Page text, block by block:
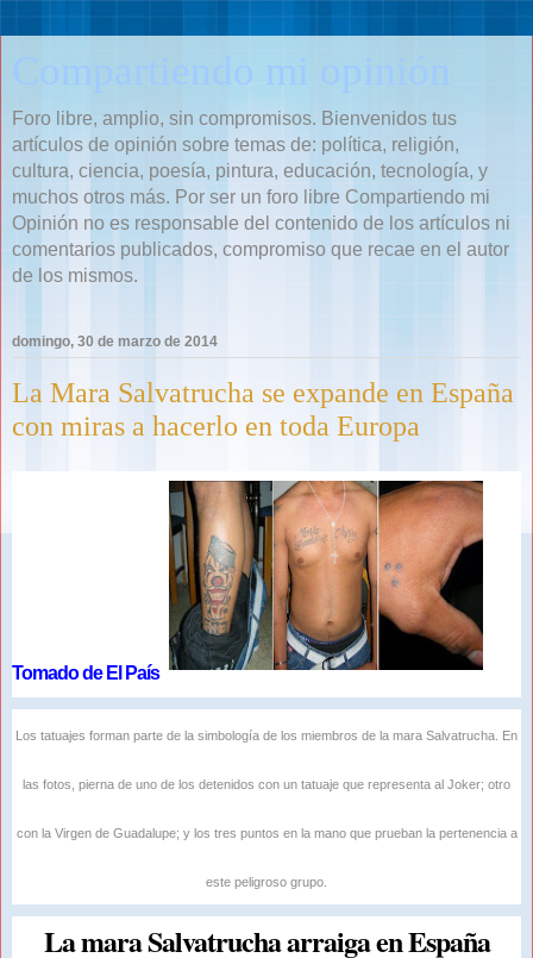
Compartiendo mi opinión
Foro libre, amplio, sin compromisos. Bienvenidos tus
artículos de opinión sobre temas de: política, religión,
cultura, ciencia, poesía, pintura, educación, tecnología, y
muchos otros más. Por ser un foro libre Compartiendo mi
Opinión no es responsable del contenido de los artículos ni
comentarios publicados, compromiso que recae en el autor
de los mismos.
domingo, 30 de marzo de 2014
La Mara Salvatrucha se expande en España
con miras a hacerlo en toda Europa
Tomado de El País
Los tatuajes forman parte de la simbología de los miembros de la mara Salvatrucha. En
las fotos, pierna de uno de los detenidos con un tatuaje que representa al Joker; otro
con la Virgen de Guadalupe; y los tres puntos en la mano que prueban la pertenencia a
este peligroso grupo.
La mara Salvatrucha arraiga en España